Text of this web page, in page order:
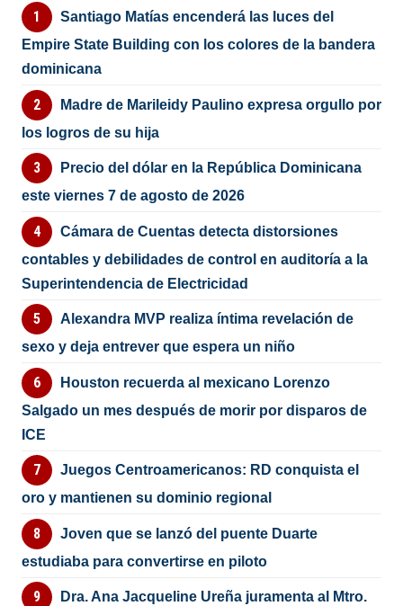
Santiago Matías encenderá las luces del
Empire State Building con los colores de la bandera
dominicana
Madre de Marileidy Paulino expresa orgullo por
los logros de su hija
Precio del dólar en la República Dominicana
este viernes 7 de agosto de 2026
Cámara de Cuentas detecta distorsiones
contables y debilidades de control en auditoría a la
Superintendencia de Electricidad
Alexandra MVP realiza íntima revelación de
sexo y deja entrever que espera un niño
Houston recuerda al mexicano Lorenzo
Salgado un mes después de morir por disparos de
ICE
Juegos Centroamericanos: RD conquista el
oro y mantienen su dominio regional
Joven que se lanzó del puente Duarte
estudiaba para convertirse en piloto
Dra. Ana Jacqueline Ureña juramenta al Mtro.